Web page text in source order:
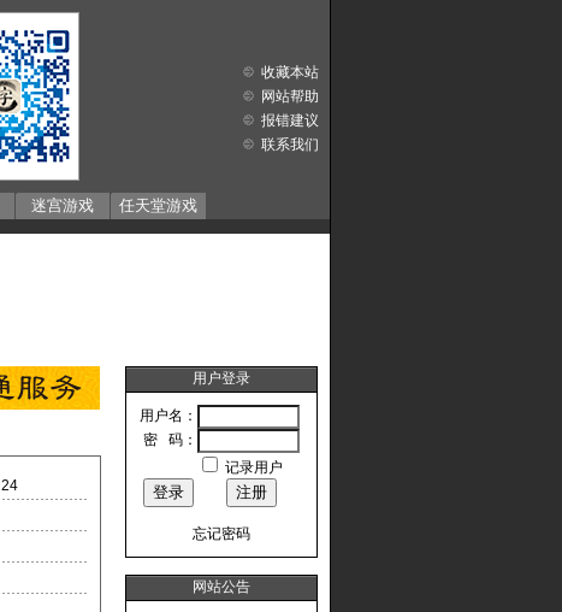
迷宫游戏 任天堂游戏
收藏本站
网站帮助
报错建议
联系我们
24
用户登录
用户名：
密 码：
记录用户
忘记密码
网站公告